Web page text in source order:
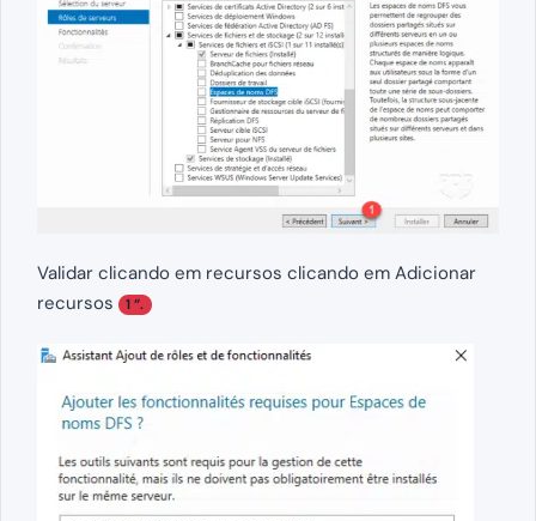
Validar clicando em recursos clicando em Adicionar
recursos
1 “.